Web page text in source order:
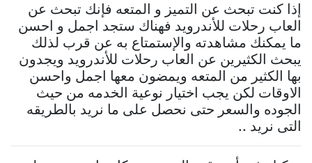
إذا كنت تبحث عن التميز و المتعه فإنك تبحث عن
العاب رحلات للأندرويد فهناك ستجد اجمل و احسن
ما يمكنك مشاهدته والإستمتاع به عن قرب لذلك
يبحث الكثيرين عن العاب رحلات للأندرويد ويجدون
بها الكثير من المتعه ويمضون معها اجمل واحسن
الاوقات لكن يجب اختيار نوعية الخدمه من حيث
الجوده والسعر حتى نحصل على ما نريد بالطريقه
التى نريد ..